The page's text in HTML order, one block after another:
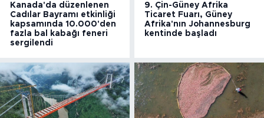
Kanada'da düzenlenen
Cadılar Bayramı etkinliği
kapsamında 10.000'den
fazla bal kabağı feneri
sergilendi
9. Çin-Güney Afrika
Ticaret Fuarı, Güney
Afrika'nın Johannesburg
kentinde başladı